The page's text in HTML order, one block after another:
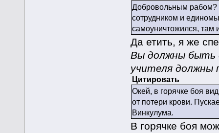
Добровольным рабом?
сотрудником и
самоуничтожился, там
Да етить, я же
Вы должны быть
учителя должны
Цитировать
Окей, в горячке боя
от потери крови.
Винкулума.
В горячке боя